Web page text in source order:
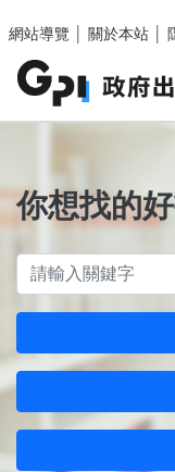
網站導覽
關於本站
你想找的